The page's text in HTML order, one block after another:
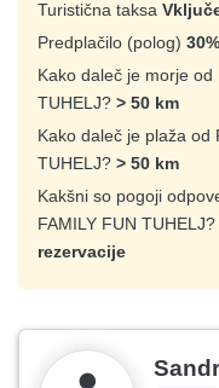
Turistična taksa
Predplačilo (polog)
Kako daleč je morje od
TUHELJ? > 50 km
Kako daleč je plaža od
TUHELJ? > 50 km
Kakšni so pogoji
FAMILY FUN TUHELJ?
rezervacije